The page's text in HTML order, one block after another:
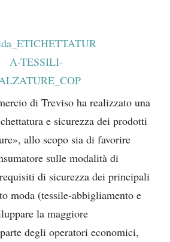
di Treviso ha realizzato una
e sicurezza dei prodotti
allo scopo sia di favorire
sulle modalità di
di sicurezza dei principali
moda (tessile-abbigliamento e
la maggiore
degli operatori economici,